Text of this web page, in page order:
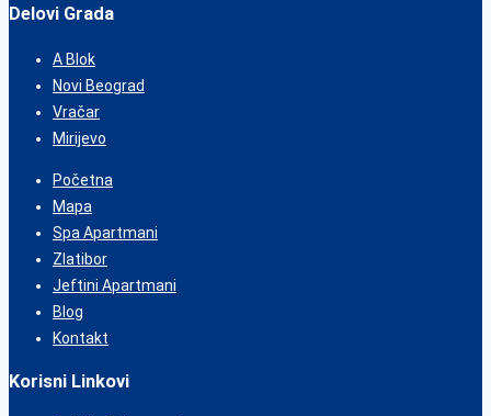
Delovi Grada
A Blok
Novi Beograd
Vračar
Mirijevo
Početna
Mapa
Spa Apartmani
Zlatibor
Jeftini Apartmani
Blog
Kontakt
Korisni Linkovi